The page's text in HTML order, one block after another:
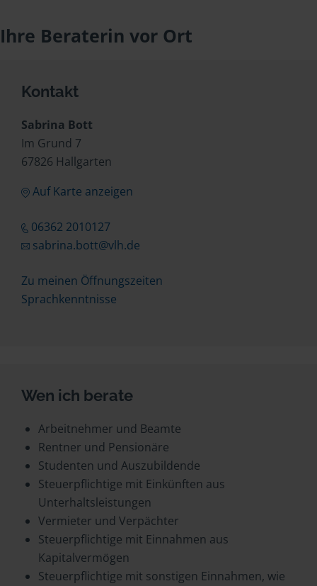
Ihre Beraterin vor Ort
Kontakt
Sabrina Bott
Im Grund 7
67826 Hallgarten
Auf Karte anzeigen
06362 2010127
sabrina.bott@vlh.de
Zu meinen Öffnungszeiten
Sprachkenntnisse
Wen ich berate
Arbeitnehmer und Beamte
Rentner und Pensionäre
Studenten und Auszubildende
Steuerpflichtige mit Einkünften aus
Unterhaltsleistungen
Vermieter und Verpächter
Steuerpflichtige mit Einnahmen aus
Kapitalvermögen
Steuerpflichtige mit sonstigen Einnahmen, wie